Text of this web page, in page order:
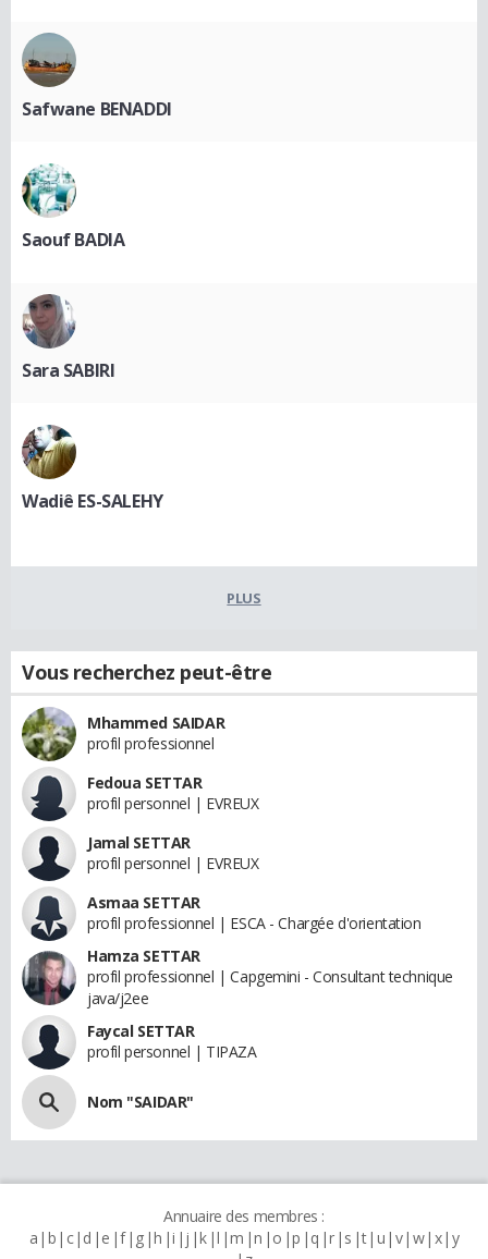
Safwane BENADDI
Saouf BADIA
Sara SABIRI
Wadiê ES-SALEHY
PLUS
Vous recherchez peut-être
Mhammed SAIDAR
profil professionnel
Fedoua SETTAR
profil personnel | EVREUX
Jamal SETTAR
profil personnel | EVREUX
Asmaa SETTAR
profil professionnel | ESCA - Chargée d'orientation
Hamza SETTAR
profil professionnel | Capgemini - Consultant technique
java/j2ee
Faycal SETTAR
profil personnel | TIPAZA
Nom "SAIDAR"
Annuaire des membres :
a b c d e f g h i j k l m n o p q r s t u v w x y